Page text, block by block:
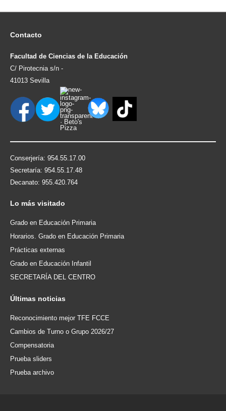
Contacto
Facultad de Ciencias de la Educación
C/ Pirotecnia s/n -
41013 Sevilla
Conserjería: 954.55.17.00
Secretaría: 954.55.17.48
Decanato: 955.420.764
Lo más visitado
Grado en Educación Primaria
Horarios. Grado en Educación Primaria
Prácticas externas
Grado en Educación Infantil
SECRETARÍA DEL CENTRO
Últimas noticias
Reconocimiento mejor TFE FCCE
Cambios de Turno o Grupo 2026/27
Compensatoria
Prueba sliders
Prueba archivo